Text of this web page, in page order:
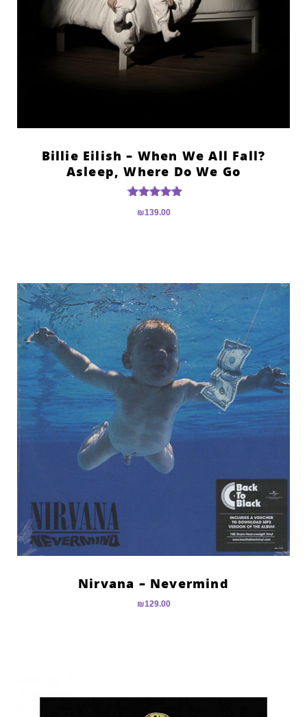
?Billie Eilish – When We All Fall
Asleep, Where Do We Go
דורג
5.00
₪139.00
Nirvana – Nevermind
₪129.00